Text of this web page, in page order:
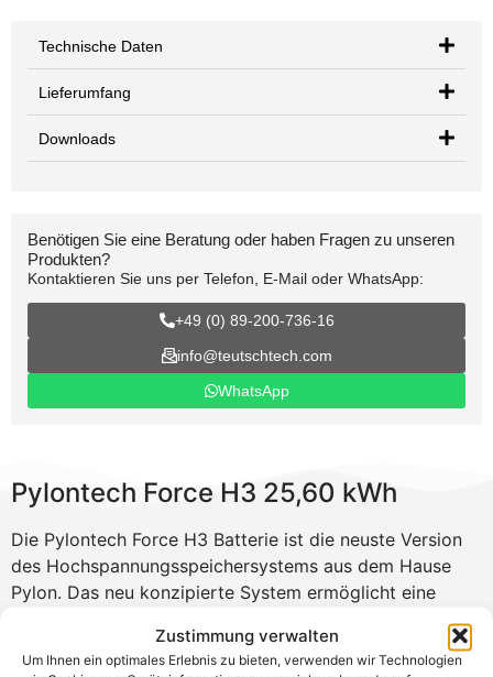
Zustimmung verwalten
Um Ihnen ein optimales Erlebnis zu bieten, verwenden wir Technologien
Technische Daten
Lieferumfang
Downloads
Benötigen Sie eine Beratung oder haben Fragen zu unseren
Produkten?
Kontaktieren Sie uns per Telefon, E-Mail oder WhatsApp:
+49 (0) 89-200-736-16
info@teutschtech.com
WhatsApp
Pylontech Force H3 25,60 kWh
Die Pylontech Force H3 Batterie ist die neuste Version
des Hochspannungsspeichersystems aus dem Hause
Pylon. Das neu konzipierte System ermöglicht eine
einfache Verbindung der Batteriemodule untereinander
und spart wertvolle Zeit. Das Stapelsystem bietet
flexible Konfigurationen von 204,8 V bis 716,8 V und